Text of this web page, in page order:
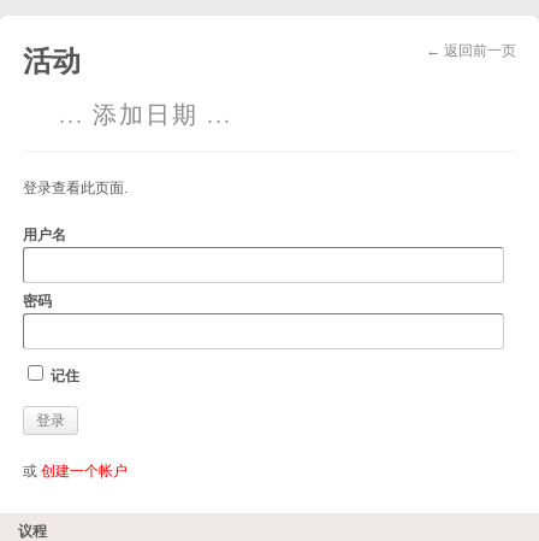
← 返回前一页
活动
... 添加日期 ...
登录查看此页面.
用户名
密码
记住
或 创建一个帐户
议程